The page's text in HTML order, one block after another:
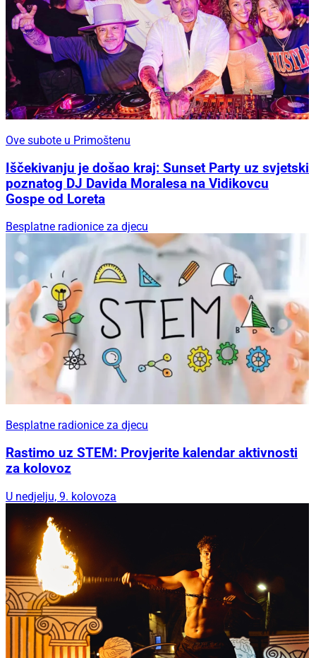
Ove subote u Primoštenu
Iščekivanju je došao kraj: Sunset Party uz svjetski
poznatog DJ Davida Moralesa na Vidikovcu
Gospe od Loreta
Besplatne radionice za djecu
Besplatne radionice za djecu
Rastimo uz STEM: Provjerite kalendar aktivnosti
za kolovoz
U nedjelju, 9. kolovoza